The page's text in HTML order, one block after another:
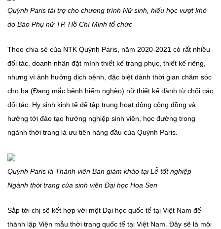
Quỳnh Paris tài trợ cho chương trình Nữ sinh, hiếu học vượt khó
do Báo Phụ nữ TP. Hồ Chí Minh tổ chức
Theo chia sẻ của NTK Quỳnh Paris, năm 2020-2021 có rất nhiều
đối tác, doanh nhân đặt mình thiết kế trang phục, thiết kế riêng,
nhưng vì ảnh hưởng dịch bệnh, đặc biệt dành thời gian chăm sóc
cho ba (Đang mắc bệnh hiểm nghèo) nữ thiết kế đành từ chối các
đối tác. Hy sinh kinh tế để tập trung hoạt động cộng đồng và
hướng tới đào tạo hướng nghiệp sinh viên, học đường trong
ngành thời trang là ưu tiên hàng đầu của Quỳnh Paris.
Quỳnh Paris là Thành viên Ban giám khảo tại Lễ tốt nghiệp
Ngành thời trang của sinh viên Đại học Hoa Sen
Sắp tới chị sẽ kết hợp với một Đại học quốc tế tại Việt Nam để
thành lập Viện mẫu thời trang quốc tế tại Việt Nam. Đây sẽ là môi